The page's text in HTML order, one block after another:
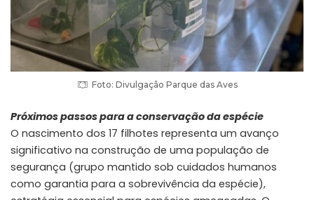
Foto: Divulgação Parque das Aves
Próximos passos para a conservação da espécie
O nascimento dos 17 filhotes representa um avanço
significativo na construção de uma população de
segurança (grupo mantido sob cuidados humanos
como garantia para a sobrevivência da espécie),